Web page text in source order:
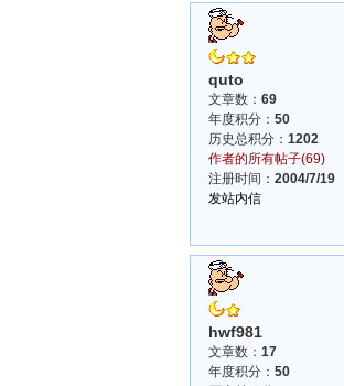
quto
文章数： 69
年度积分： 50
历史总积分： 1202
作者的所有帖子(69)
注册时间： 2004/7/19
发站内信
hwf981
文章数： 17
年度积分： 50